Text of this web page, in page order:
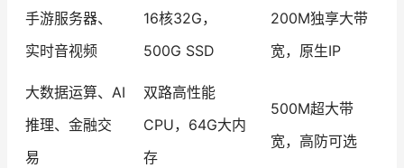
手游服务器、
实时音视频
16核32G，
500G SSD
200M独享大带
宽，原生IP
大数据运算、AI
推理、金融交
易
双路高性能
CPU，64G大内
存
500M超大带
宽，高防可选